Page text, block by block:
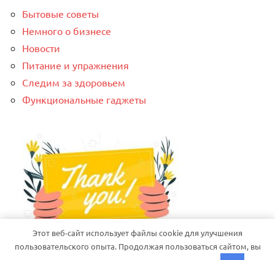
Бытовые советы
Немного о бизнесе
Новости
Питание и упражнения
Следим за здоровьем
Функциональные гаджеты
Этот веб-сайт использует файлы cookie для улучшения
пользовательского опыта. Продолжая пользоваться сайтом, вы